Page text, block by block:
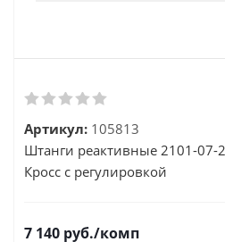
Артикул: 105813
Штанги реактивные 2101-07-
Кросс с регулировкой
7 140 руб./комп